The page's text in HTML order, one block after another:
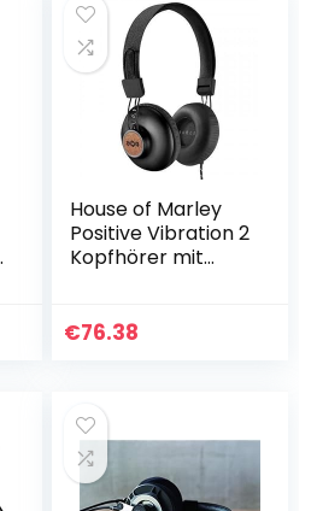
House of Marley
Positive Vibration 2
Kopfhörer mit
Amazon Vine (EM-
€76.38